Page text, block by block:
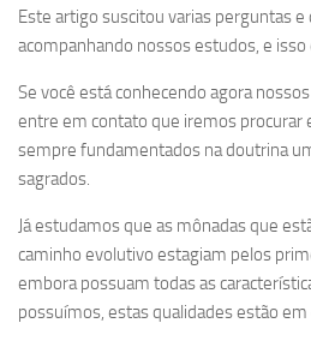
Este artigo suscitou varias perguntas
acompanhando nossos estudos, e
Se você está conhecendo agora
entre em contato que iremos procurar
sempre fundamentados na doutrina
sagrados.
Já estudamos que as mônadas que
caminho evolutivo estagiam pelos
embora possuam todas as
possuímos, estas qualidades estão